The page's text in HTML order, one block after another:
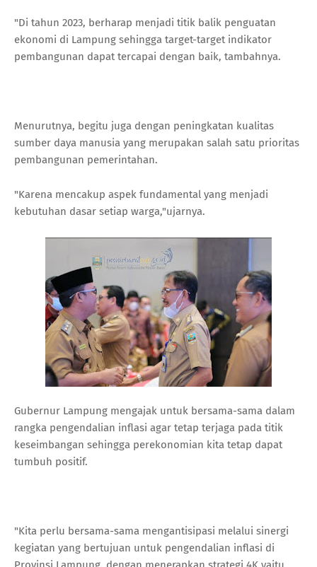
"Di tahun 2023, berharap menjadi titik balik penguatan
ekonomi di Lampung sehingga target-target indikator
pembangunan dapat tercapai dengan baik, tambahnya.
Menurutnya, begitu juga dengan peningkatan kualitas
sumber daya manusia yang merupakan salah satu prioritas
pembangunan pemerintahan.
"Karena mencakup aspek fundamental yang menjadi
kebutuhan dasar setiap warga,"ujarnya.
Gubernur Lampung mengajak untuk bersama-sama dalam
rangka pengendalian inflasi agar tetap terjaga pada titik
keseimbangan sehingga perekonomian kita tetap dapat
tumbuh positif.
"Kita perlu bersama-sama mengantisipasi melalui sinergi
kegiatan yang bertujuan untuk pengendalian inflasi di